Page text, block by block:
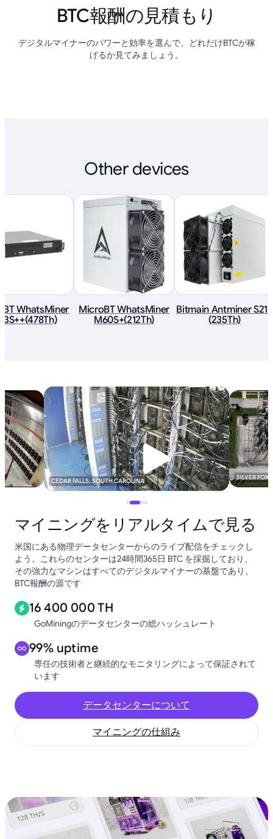
BTC報酬の見積もり
デジタルマイナーのパワーと効率を選んで、どれだけBTCが稼
げるか見てみましょう。
Other devices
WhatsMiner
MicroBT WhatsMiner
M60S+(212Th)
Bitmain Antminer S21+
(235Th)
CEDAR FALLS, SOUTH CAROLINA SILVER FOX
マイニングをリアルタイムで見る
米国にある物理データセンターからのライブ配信をチェックし
よう。これらのセンターは24時間365日 BTC を採掘しており、
その強力なマシンはすべてのデジタルマイナーの基盤であり、
BTC報酬の源です
16 400 000 TH
GoMiningのデータセンターの総ハッシュレート
99% uptime
専任の技術者と継続的なモニタリングによって保証されて
います
データセンターについて
マイニングの仕組み